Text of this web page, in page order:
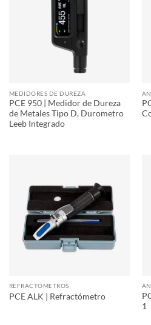
MEDIDORES DE DUREZA
PCE 950 | Medidor de Dureza
de Metales Tipo D, Durometro
Leeb Integrado
REFRACTÓMETROS
PCE ALK | Refractómetro
1